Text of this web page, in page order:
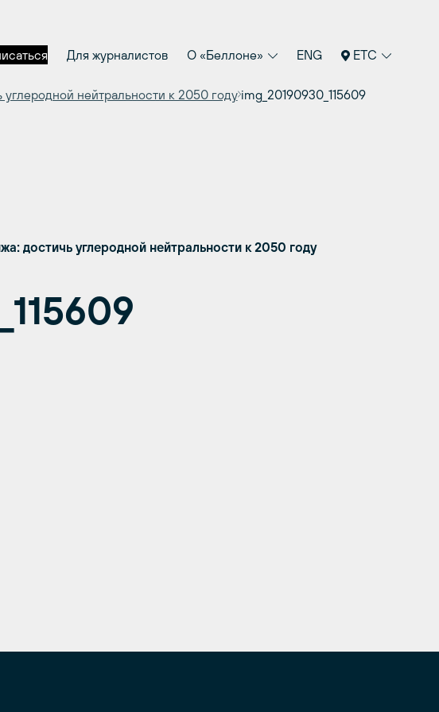
Для журналистов О «Беллоне» ENG ETC
нейтральности к 2050 году img_20190930_115609
достичь углеродной нейтральности к 2050 году